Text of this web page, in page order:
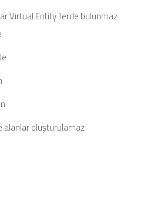
Virtual Entity ‘lerde bulunmaz
alanlar oluşturulamaz